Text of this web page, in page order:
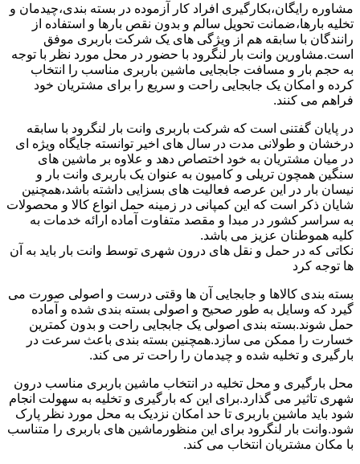
مشاوره رایگان،بکارگیری افراد کار آزموده در بسته بندی،چیدمان و
تخلیه بارها،ضمانت تحویل سالم و بدون نقص بارها و استفاده از
رانندگان با سابقه هم از ویژگی های یک شرکت باربری موفق
است.مشاورین وانت بار لنگرود با حضور در محل مورد نظر با توجه
به حجم بار و مسافت جابجایی ماشین باربری مناسب را انتخاب
کرده و امکان یک جابجایی راحت و سریع را برای مشتریان خود
فراهم می کنند.
در پایان گفتنی است که شرکت باربری وانت بار لنگرود با سابقه
درخشان و طولانی مدت در سال های اخیر توانسته جایگاه ویژه ای
در میان مشتریان به خود اختصاص دهد و علاوه بر ماشین های
سنگین همچون تریلی و کامیون به عنوان یک باربری وانت بار و
نیسان بار در این عرصه فعالیت های بسزایی داشته باشد،همچنین
شایان ذکر است که این کمپانی در زمینه حمل انواع کالا و محصولات
به سراسر کشور در مبدا و مقصد متفاوت آماده ارائه خدمات به
کلیه هموطنان عزیز می باشد.
نکاتی که در حمل و نقل های درون شهری توسط وانت بار باید به آن
ها توجه کرد
بسته بندی کالاها و جابجایی آن ها وقتی درست و اصولی صورت می
گیرد که وسایل به طور صحیح و اصولی بسته بندی شده و آماده
حمل شوند.بسته بندی اصولی یک جابجایی راحت و بدون کمترین
خسارت را ممکن می سازد.همچنین بسته بندی باعث سرعت در
بارگیری و تخلیه شده و چیدمان را راحت تر می کند.
محل بارگیری و محل تخلیه در انتخاب ماشین باربری مناسب درون
شهری تاثیر می گذارد.برای این که بارگیری و تخلیه به سهولت انجام
شود باید ماشین باربری تا حد امکان نزدیک به محل مورد نظر پارک
شود.وانت بار لنگرود برای این منظورماشین های باربری را متناسب
با مکان مشتریان انتخاب می کند.